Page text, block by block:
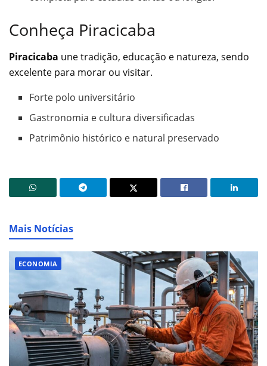
Conheça Piracicaba
Piracicaba une tradição, educação e natureza, sendo
excelente para morar ou visitar.
Forte polo universitário
Gastronomia e cultura diversificadas
Patrimônio histórico e natural preservado
Mais Notícias
ECONOMIA